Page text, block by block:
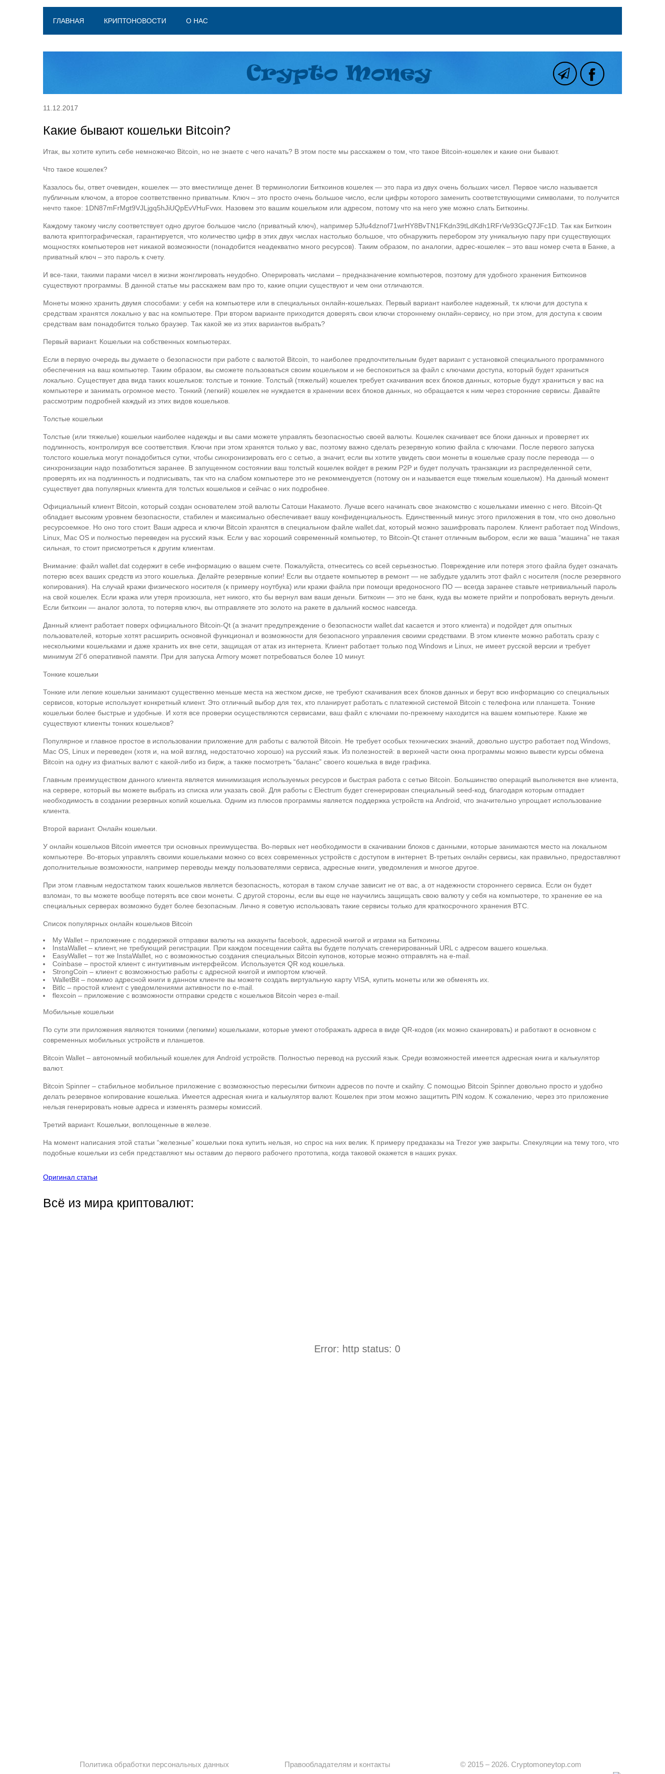
ГЛАВНАЯ КРИПТОНОВОСТИ О НАС
11.12.2017
Какие бывают кошельки Bitcoin?
Итак, вы хотите купить себе немножечко Bitcoin, но не знаете с чего начать? В этом посте мы расскажем о том, что такое Bitcoin-кошелек и какие они бывают.
Что такое кошелек?
Казалось бы, ответ очевиден, кошелек — это вместилище денег. В терминологии Биткоинов кошелек — это пара из двух очень больших чисел. Первое число называется
публичным ключом, а второе соответственно приватным. Ключ – это просто очень большое число, если цифры которого заменить соответствующими символами, то получится
нечто такое: 1DN87mFrMgt9VJLjgq5hJiUQpEvVHuFvwx. Назовем это вашим кошельком или адресом, потому что на него уже можно слать Биткоины.
Каждому такому числу соответствует одно другое большое число (приватный ключ), например 5Jfu4dznof71wrHY8BvTN1FKdn39tLdKdh1RFrVe93GcQ7JFc1D. Так как Биткоин
валюта криптографическая, гарантируется, что количество цифр в этих двух числах настолько большое, что обнаружить перебором эту уникальную пару при существующих
мощностях компьютеров нет никакой возможности (понадобится неадекватно много ресурсов). Таким образом, по аналогии, адрес-кошелек – это ваш номер счета в Банке, а
приватный ключ – это пароль к счету.
И все-таки, такими парами чисел в жизни жонглировать неудобно. Оперировать числами – предназначение компьютеров, поэтому для удобного хранения Биткоинов
существуют программы. В данной статье мы расскажем вам про то, какие опции существуют и чем они отличаются.
Монеты можно хранить двумя способами: у себя на компьютере или в специальных онлайн-кошельках. Первый вариант наиболее надежный, т.к ключи для доступа к
средствам хранятся локально у вас на компьютере. При втором варианте приходится доверять свои ключи стороннему онлайн-сервису, но при этом, для доступа к своим
средствам вам понадобится только браузер. Так какой же из этих вариантов выбрать?
Первый вариант. Кошельки на собственных компьютерах.
Если в первую очередь вы думаете о безопасности при работе с валютой Bitcoin, то наиболее предпочтительным будет вариант с установкой специального программного
обеспечения на ваш компьютер. Таким образом, вы сможете пользоваться своим кошельком и не беспокоиться за файл с ключами доступа, который будет храниться
локально. Существует два вида таких кошельков: толстые и тонкие. Толстый (тяжелый) кошелек требует скачивания всех блоков данных, которые будут храниться у вас на
компьютере и занимать огромное место. Тонкий (легкий) кошелек не нуждается в хранении всех блоков данных, но обращается к ним через сторонние сервисы. Давайте
рассмотрим подробней каждый из этих видов кошельков.
Толстые кошельки
Толстые (или тяжелые) кошельки наиболее надежды и вы сами можете управлять безопасностью своей валюты. Кошелек скачивает все блоки данных и проверяет их
подлинность, контролируя все соответствия. Ключи при этом хранятся только у вас, поэтому важно сделать резервную копию файла с ключами. После первого запуска
толстого кошелька могут понадобиться сутки, чтобы синхронизировать его с сетью, а значит, если вы хотите увидеть свои монеты в кошельке сразу после перевода — о
синхронизации надо позаботиться заранее. В запущенном состоянии ваш толстый кошелек войдет в режим P2P и будет получать транзакции из распределенной сети,
проверять их на подлинность и подписывать, так что на слабом компьютере это не рекоммендуется (потому он и называется еще тяжелым кошельком). На данный момент
существует два популярных клиента для толстых кошельков и сейчас о них подробнее.
Официальный клиент Bitcoin, который создан основателем этой валюты Сатоши Накамото. Лучше всего начинать свое знакомство с кошельками именно с него. Bitcoin-Qt
обладает высоким уровнем безопасности, стабилен и максимально обеспечивает вашу конфиденциальность. Единственный минус этого приложения в том, что оно довольно
ресурсоемкое. Но оно того стоит. Ваши адреса и ключи Bitcoin хранятся в специальном файле wallet.dat, который можно зашифровать паролем. Клиент работает под Windows,
Linux, Mac OS и полностью переведен на русский язык. Если у вас хороший современный компьютер, то Bitcoin-Qt станет отличным выбором, если же ваша “машина” не такая
сильная, то стоит присмотреться к другим клиентам.
Внимание: файл wallet.dat содержит в себе информацию о вашем счете. Пожалуйста, отнеситесь со всей серьезностью. Повреждение или потеря этого файла будет означать
потерю всех ваших средств из этого кошелька. Делайте резервные копии! Если вы отдаете компьютер в ремонт — не забудьте удалить этот файл с носителя (после резервного
копирования). На случай кражи физического носителя (к примеру ноутбука) или кражи файла при помощи вредоносного ПО — всегда заранее ставьте нетривиальный пароль
на свой кошелек. Если кража или утеря произошла, нет никого, кто бы вернул вам ваши деньги. Биткоин — это не банк, куда вы можете прийти и попробовать вернуть деньги.
Если биткоин — аналог золота, то потеряв ключ, вы отправляете это золото на ракете в дальний космос навсегда.
Данный клиент работает поверх официального Bitcoin-Qt (а значит предупреждение о безопасности wallet.dat касается и этого клиента) и подойдет для опытных
пользователей, которые хотят расширить основной функционал и возможности для безопасного управления своими средствами. В этом клиенте можно работать сразу с
несколькими кошельками и даже хранить их вне сети, защищая от атак из интернета. Клиент работает только под Windows и Linux, не имеет русской версии и требует
минимум 2Гб оперативной памяти. При для запуска Armory может потребоваться более 10 минут.
Тонкие кошельки
Тонкие или легкие кошельки занимают существенно меньше места на жестком диске, не требуют скачивания всех блоков данных и берут всю информацию со специальных
сервисов, которые использует конкретный клиент. Это отличный выбор для тех, кто планирует работать с платежной системой Bitcoin с телефона или планшета. Тонкие
кошельки более быстрые и удобные. И хотя все проверки осуществляются сервисами, ваш файл с ключами по-прежнему находится на вашем компьютере. Какие же
существуют клиенты тонких кошельков?
Популярное и главное простое в использовании приложение для работы с валютой Bitcoin. Не требует особых технических знаний, довольно шустро работает под Windows,
Mac OS, Linux и переведен (хотя и, на мой взгляд, недостаточно хорошо) на русский язык. Из полезностей: в верхней части окна программы можно вывести курсы обмена
Bitcoin на одну из фиатных валют с какой-либо из бирж, а также посмотреть “баланс” своего кошелька в виде графика.
Главным преимуществом данного клиента является минимизация используемых ресурсов и быстрая работа с сетью Bitcoin. Большинство операций выполняется вне клиента,
на сервере, который вы можете выбрать из списка или указать свой. Для работы с Electrum будет сгенерирован специальный seed-код, благодаря которым отпадает
необходимость в создании резервных копий кошелька. Одним из плюсов программы является поддержка устройств на Android, что значительно упрощает использование
клиента.
Второй вариант. Онлайн кошельки.
У онлайн кошельков Bitcoin имеется три основных преимущества. Во-первых нет необходимости в скачивании блоков с данными, которые занимаются место на локальном
компьютере. Во-вторых управлять своими кошельками можно со всех современных устройств с доступом в интернет. В-третьих онлайн сервисы, как правильно, предоставляют
дополнительные возможности, например переводы между пользователями сервиса, адресные книги, уведомления и многое другое.
При этом главным недостатком таких кошельков является безопасность, которая в таком случае зависит не от вас, а от надежности стороннего сервиса. Если он будет
взломан, то вы можете вообще потерять все свои монеты. С другой стороны, если вы еще не научились защищать свою валюту у себя на компьютере, то хранение ее на
специальных серверах возможно будет более безопасным. Лично я советую использовать такие сервисы только для краткосрочного хранения BTC.
Список популярных онлайн кошельков Bitcoin
My Wallet – приложение с поддержкой отправки валюты на аккаунты facebook, адресной книгой и играми на Биткоины.
InstaWallet – клиент, не требующий регистрации. При каждом посещении сайта вы будете получать сгенерированный URL с адресом вашего кошелька.
EasyWallet – тот же InstaWallet, но с возможностью создания специальных Bitcoin купонов, которые можно отправлять на e-mail.
Coinbase – простой клиент с интуитивным интерфейсом. Используется QR код кошелька.
StrongCoin – клиент с возможностью работы с адресной книгой и импортом ключей.
WalletBit – помимо адресной книги в данном клиенте вы можете создать виртуальную карту VISA, купить монеты или же обменять их.
Bitlc – простой клиент с уведомлениями активности по e-mail.
flexcoin – приложение с возможности отправки средств с кошельков Bitcoin через e-mail.
Мобильные кошельки
По сути эти приложения являются тонкими (легкими) кошельками, которые умеют отображать адреса в виде QR-кодов (их можно сканировать) и работают в основном с
современных мобильных устройств и планшетов.
Bitcoin Wallet – автономный мобильный кошелек для Android устройств. Полностью перевод на русский язык. Среди возможностей имеется адресная книга и калькулятор
валют.
Bitcoin Spinner – стабильное мобильное приложение с возможностью пересылки биткоин адресов по почте и скайпу. С помощью Bitcoin Spinner довольно просто и удобно
делать резервное копирование кошелька. Имеется адресная книга и калькулятор валют. Кошелек при этом можно защитить PIN кодом. К сожалению, через это приложение
нельзя генерировать новые адреса и изменять размеры комиссий.
Третий вариант. Кошельки, воплощенные в железе.
На момент написания этой статьи “железные” кошельки пока купить нельзя, но спрос на них велик. К примеру предзаказы на Trezor уже закрыты. Спекуляции на тему того, что
подобные кошельки из себя представляют мы оставим до первого рабочего прототипа, когда таковой окажется в наших руках.
Оригинал статьи
Всё из мира криптовалют:
Error: http status: 0
Политика обработки персональных данных Правообладателям и контакты © 2015 – 2026. Cryptomoneytop.com